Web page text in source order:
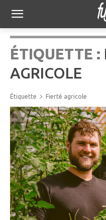
ÉTIQUETTE :
AGRICOLE
Étiquette Fierté agricole